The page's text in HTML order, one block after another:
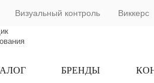
Визуальный контроль Виккерс
БРЕНДЫ